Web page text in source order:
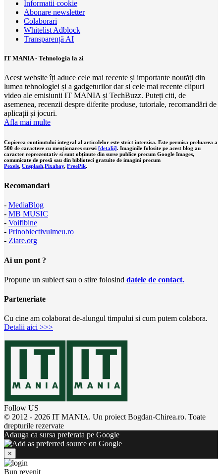
Informatii cookie
Abonare newsletter
Colaborari
Whitelist Adblock
Transparență AI
IT MANIA - Tehnologia la zi
Acest website îți aduce cele mai recente și importante noutăți din
lumea tehnologiei și a gadgeturilor dar si cele mai recente clipuri
video ale emisiunii IT MANIA și TechBuzz. Puteți citi, de
asemenea, recenzii despre diferite produse, tutoriale, recomandări de
aplicații și jocuri.
Afla mai multe
Copierea continutului integral al articolelor este strict interzisa. Este permisa preluarea a
500 de caractere cu menționares sursei [detalii]. Imaginile folosite pe acest blog au
caracter reprezentativ si sunt obținute din surse publice precum Google Images,
comunicate de presă sau din biblioteci gratuite de imagini precum
Pexels, Unsplash,Pixabay, FreePik.
Recomandari
- MediaBlog
- MB MUSIC
- Voifibine
- Prinobiectivulmeu.ro
- Ziare.org
Ai un pont ?
Propune un subiect sau o stire folosind datele de contact.
Parteneriate
Cu cine am colaborat de-alungul timpului si cum putem colabora.
Detalii aici >>>
Follow US
© 2012 - 2026 IT MANIA. Un proiect Bogdan-Chirea.ro. Toate
drepturile rezervate
Adauga ca sursa preferata pe Google
×
Bun revenit